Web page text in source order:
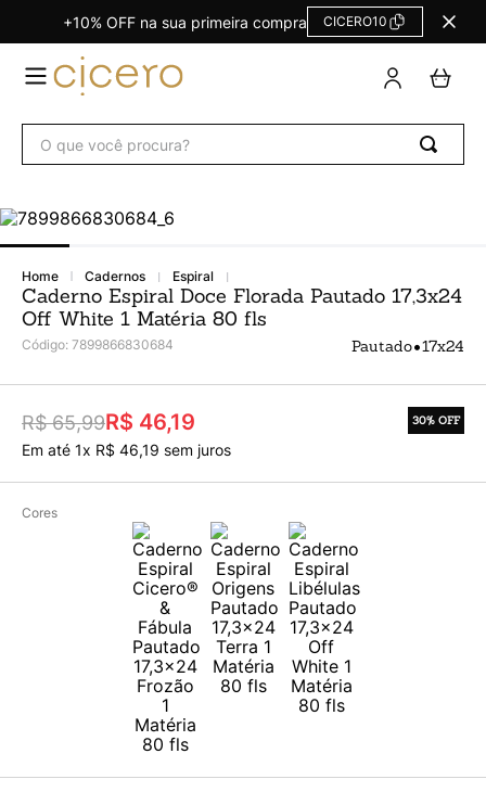
+10% OFF na sua primeira compra CICERO10
cadernos espiral
Caderno Espiral Doce Florada Pautado 17,3x24
Off White 1 Matéria 80 fls
Código: 7899866830684 Pautado•17x24
R$ 65,99R$ 46,19
Em até 1x R$ 46,19 sem juros
30% OFF
Cores
TERMOS
MAIS
Agendas Calendários
3ºFichário
Planner
Planner Permanente
Melissa
Caderneta
10ºArgolado